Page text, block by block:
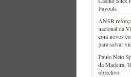
Payouts
ANSR
nacional da
com novos
para salvar
Paulo Neto
da Madeira;
objectivo